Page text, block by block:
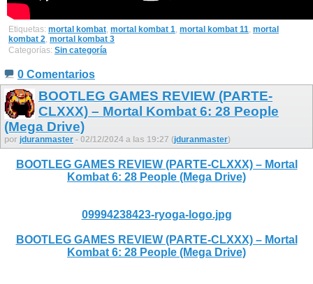
Etiquetas: mortal kombat, mortal kombat 1, mortal kombat 11, mortal
kombat 2, mortal kombat 3
Categorías: Sin categoría
0 Comentarios
BOOTLEG GAMES REVIEW (PARTE-
CLXXX) – Mortal Kombat 6: 28 People
(Mega Drive)
por jduranmaster - 02/12/2024 a las 19:27 (jduranmaster)
BOOTLEG GAMES REVIEW (PARTE-CLXXX) – Mortal
Kombat 6: 28 People (Mega Drive)
09994238423-ryoga-logo.jpg
BOOTLEG GAMES REVIEW (PARTE-CLXXX) – Mortal
Kombat 6: 28 People (Mega Drive)